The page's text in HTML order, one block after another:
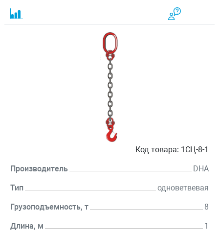
Код товара: 1СЦ-8-1
Производитель DHA
Тип одноветвевая
Грузоподъемность, т 8
Длина, м 1